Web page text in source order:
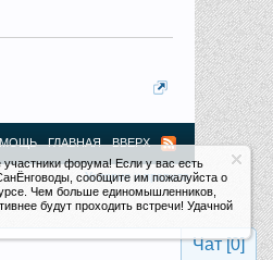
форума! Если у вас есть
сообщите им пожалуйста о
Чем больше единомышленников,
будут проходить встречи! Удачной
ГЛАВНАЯ ВВЕРХ
Условия и правила
Чат [0]